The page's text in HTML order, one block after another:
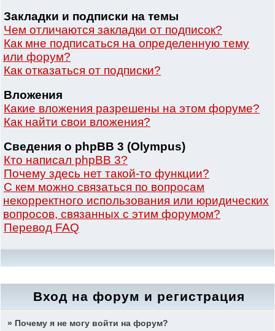
Закладки и подписки на темы
Чем отличаются закладки от подписок?
Как мне подписаться на определенную тему
или форум?
Как отказаться от подписки?
Вложения
Какие вложения разрешены на этом форуме?
Как найти свои вложения?
Сведения о phpBB 3 (Olympus)
Кто написал phpBB 3?
Почему здесь нет такой-то функции?
С кем можно связаться по вопросам
некорректного использования или юридических
вопросов, связанных с этим форумом?
Перевод FAQ
Вход на форум и регистрация
» Почему я не могу войти на форум?